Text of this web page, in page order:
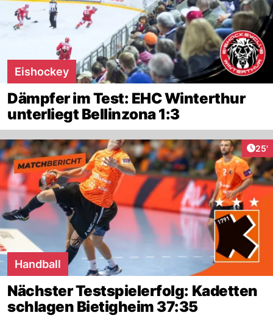
Eishockey
Dämpfer im Test: EHC Winterthur
unterliegt Bellinzona 1:3
25'
Handball
Nächster Testspielerfolg: Kadetten
schlagen Bietigheim 37:35